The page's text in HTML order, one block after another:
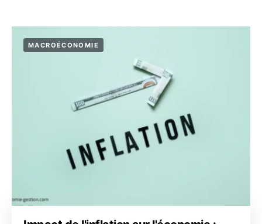
MACROÉCONOMIE